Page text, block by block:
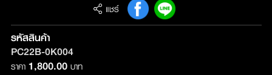
แชร์
รหัสสินค้า
PC22B-0K004
ราคา 1,800.00บาท